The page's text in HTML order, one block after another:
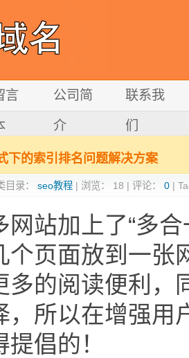
言 公司简
介
联系我
们
下的索引排名问题解决方案
目录： seo教程 | 浏览： 18 | 评论： 0 |
网站加上了“多
个页面放到一张
多的阅读便利，
，所以在增强用
倡的！